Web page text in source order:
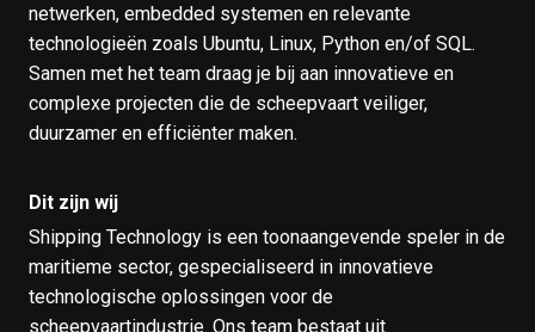
netwerken, embedded systemen en relevante
technologieën zoals Ubuntu, Linux, Python en/of SQL.
Samen met het team draag je bij aan innovatieve en
complexe projecten die de scheepvaart veiliger,
duurzamer en efficiënter maken.
Dit zijn wij
Shipping Technology is een toonaangevende speler in de
maritieme sector, gespecialiseerd in innovatieve
technologische oplossingen voor de
scheepvaartindustrie. Ons team bestaat uit